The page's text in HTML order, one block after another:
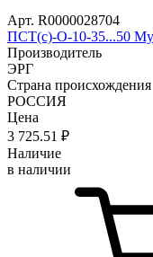
Арт. R0000028704
ПСТ(с)-О-10-35...50
Производитель
ЭРГ
Страна происхождения
РОССИЯ
Цена
3 725.51 ₽
Наличие
в наличии